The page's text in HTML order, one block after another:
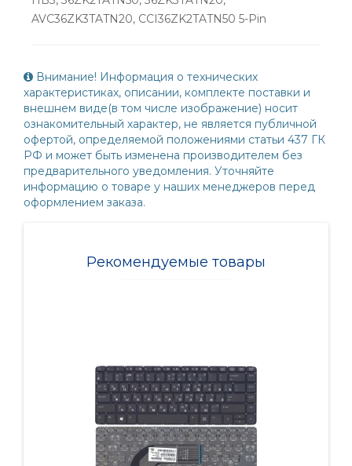
AVC36ZK3TATN20, CCI36ZK2TATN50 5-Pin
Внимание! Информация о технических
характеристиках, описании, комплекте поставки и
внешнем виде(в том числе изображение) носит
ознакомительный характер, не является публичной
офертой, определяемой положениями статьи 437 ГК
РФ и может быть изменена производителем без
предварительного уведомления. Уточняйте
информацию о товаре у наших менеджеров перед
оформлением заказа.
Рекомендуемые товары